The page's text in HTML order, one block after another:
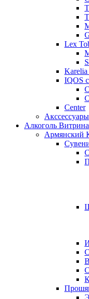
Lex
Karelia
IQOS
Сenter
Акссессуары
Алкоголь
Армянский